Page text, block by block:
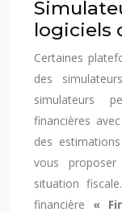
logiciels
Certaines
des
simulateurs
financières
des
vous
situation
financière «